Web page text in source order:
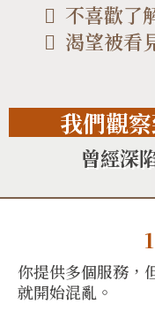
不喜歡了
渴望被看
我們觀
曾經深
你提供多個服務，
就開始混亂。